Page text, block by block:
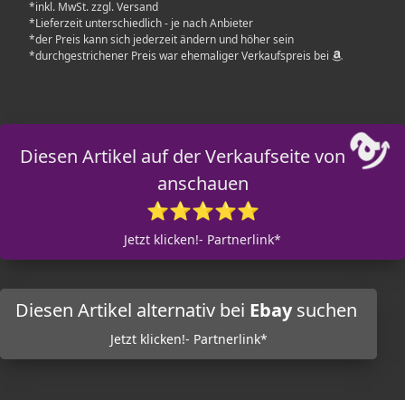
*inkl. MwSt. zzgl. Versand
*Lieferzeit unterschiedlich - je nach Anbieter
*der Preis kann sich jederzeit ändern und höher sein
*durchgestrichener Preis war ehemaliger Verkaufspreis bei
Diesen Artikel auf der Verkaufseite von
anschauen
⭐⭐⭐⭐⭐
Jetzt klicken!- Partnerlink*
Diesen Artikel alternativ bei Ebaysuchen
Jetzt klicken!- Partnerlink*